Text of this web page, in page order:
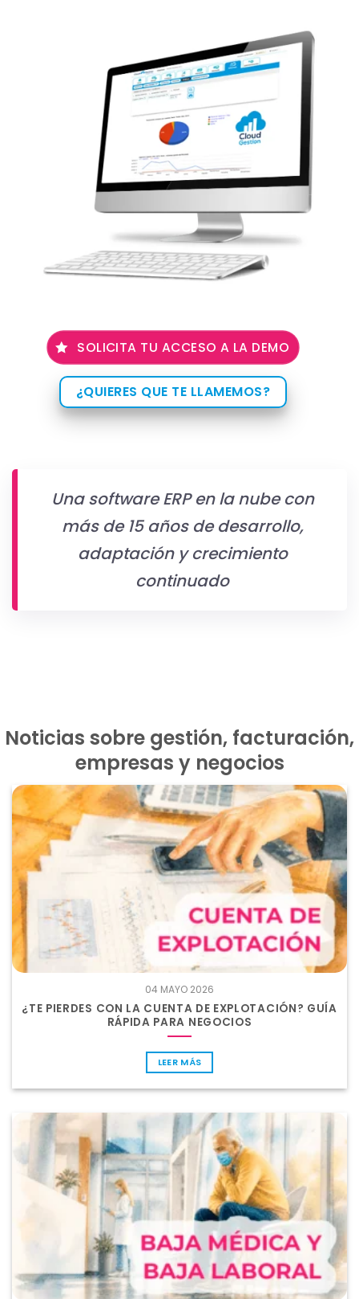
SOLICITA TU ACCESO A LA DEMO
¿QUIERES QUE TE LLAMEMOS?
Una software ERP en la nube con
más de 15 años de desarrollo,
adaptación y crecimiento
continuado
Noticias sobre gestión, facturación,
empresas y negocios
04 MAYO 2026
¿TE PIERDES CON LA CUENTA DE EXPLOTACIÓN? GUÍA
RÁPIDA PARA NEGOCIOS
LEER MÁS